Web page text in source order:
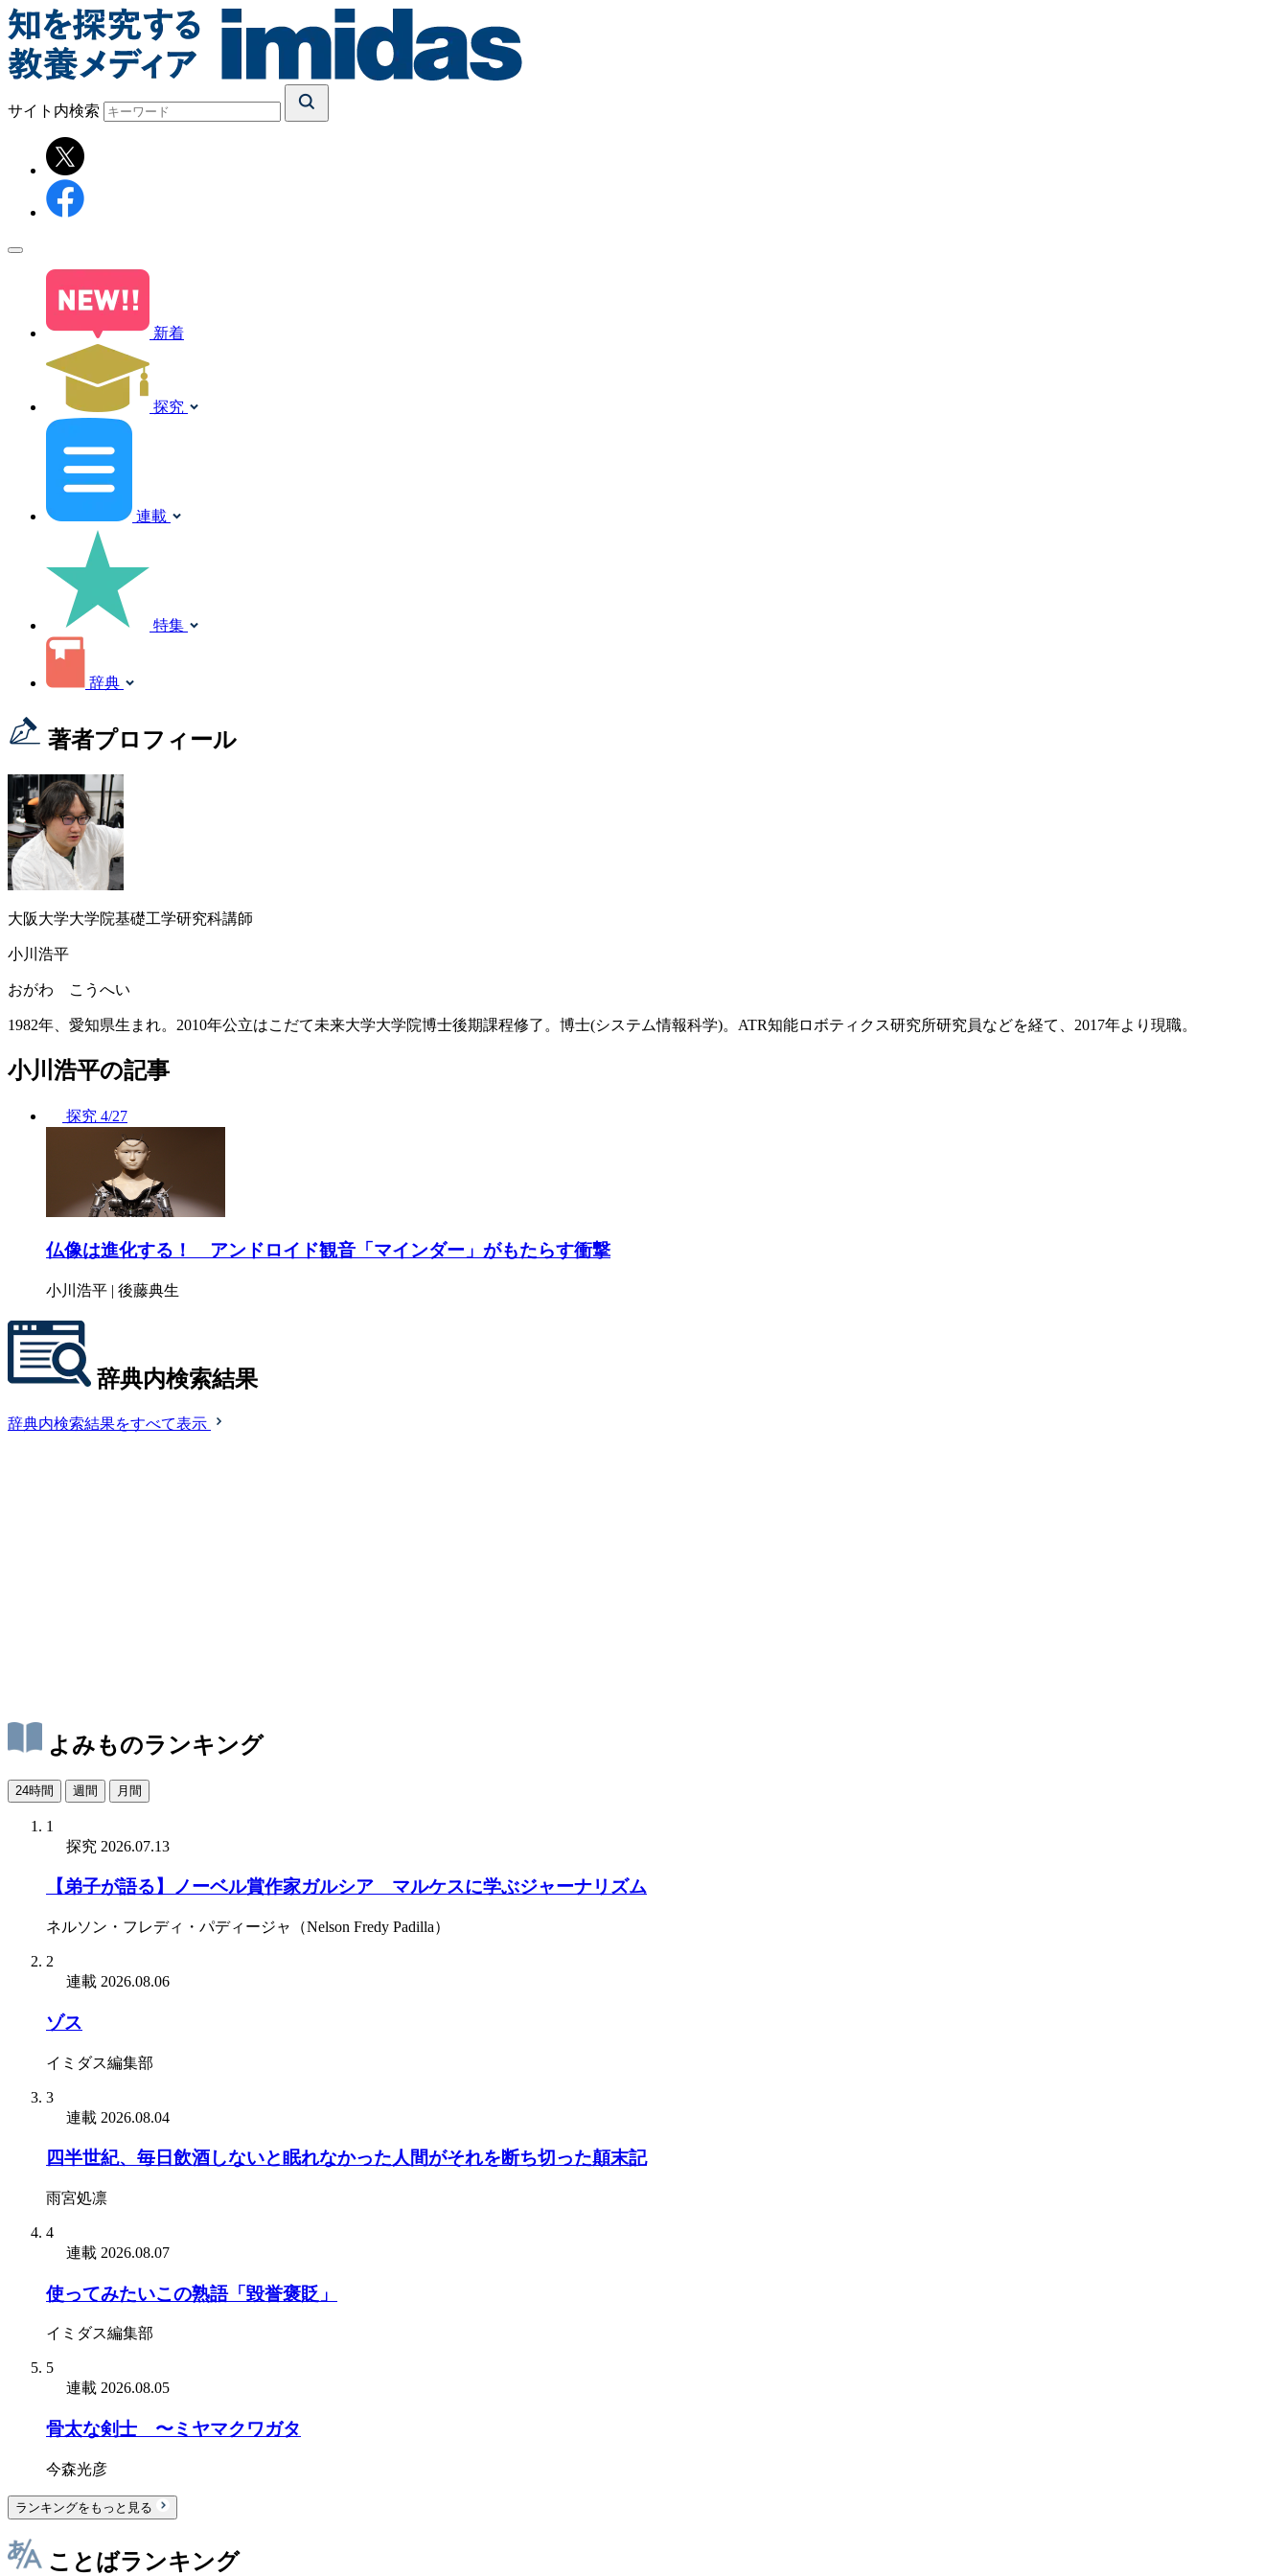
サイト内検索
新着
探究
連載
特集
辞典
著者プロフィール
大阪大学大学院基礎工学研究科講師
小川浩平
おがわ こうへい
1982年、愛知県生まれ。2010年公立はこだて未来大学大学院博士後期課程修了。博士(システム情報科学)。ATR知能ロボティクス研究所研究員などを経て、2017年より現職。
小川浩平の記事
探究 4/27
仏像は進化する！ アンドロイド観音「マインダー」がもたらす衝撃
小川浩平 | 後藤典生
辞典内検索結果
辞典内検索結果をすべて表示
よみものランキング
24時間 週間 月間
1
探究 2026.07.13
【弟子が語る】ノーベル賞作家ガルシア゠マルケスに学ぶジャーナリズム
ネルソン・フレディ・パディージャ（Nelson Fredy Padilla）
2
連載 2026.08.06
ゾス
イミダス編集部
3
連載 2026.08.04
四半世紀、毎日飲酒しないと眠れなかった人間がそれを断ち切った顛末記
雨宮処凛
4
連載 2026.08.07
使ってみたいこの熟語「毀誉褒貶」
イミダス編集部
5
連載 2026.08.05
骨太な剣士 〜ミヤマクワガタ
今森光彦
ランキングをもっと見る
ことばランキング